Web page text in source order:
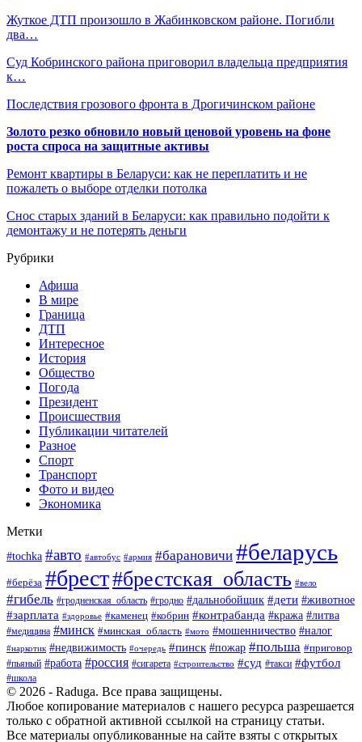
Жуткое ДТП произошло в Жабинковском районе. Погибли
два…
Суд Кобринского района приговорил владельца предприятия
к…
Последствия грозового фронта в Дрогичинском районе
Золото резко обновило новый ценовой уровень на фоне
роста спроса на защитные активы
Ремонт квартиры в Беларуси: как не переплатить и не
пожалеть о выборе отделки потолка
Снос старых зданий в Беларуси: как правильно подойти к
демонтажу и не потерять деньги
Рубрики
Афиша
В мире
Граница
ДТП
Интересное
История
Общество
Погода
Президент
Происшествия
Публикации читателей
Разное
Спорт
Транспорт
Фото и видео
Экономика
Метки
#tochka #авто #автобус #армия #барановичи #беларусь
#берёза #брест#брестская_область #вело
#гибель #гродненская_область #гродно #дальнобойщик #дети #животное
#зарплата #здоровье #каменец #кобрин #контрабанда #кража #литва
#медицина #минск #минская_область #мото #мошенничество #налог
#наркотик #недвижимость #очередь #пинск #пожар #польша #приговор
#пьяный #работа #россия #сигарета #строительство #суд #такси #футбол
#школа
© 2026 - Raduga. Все права защищены.
Любое копирование материалов с нашего ресурса разрешается
только с обратной активной ссылкой на страницу статьи.
Все материалы опубликованные на сайте взяты с открытых